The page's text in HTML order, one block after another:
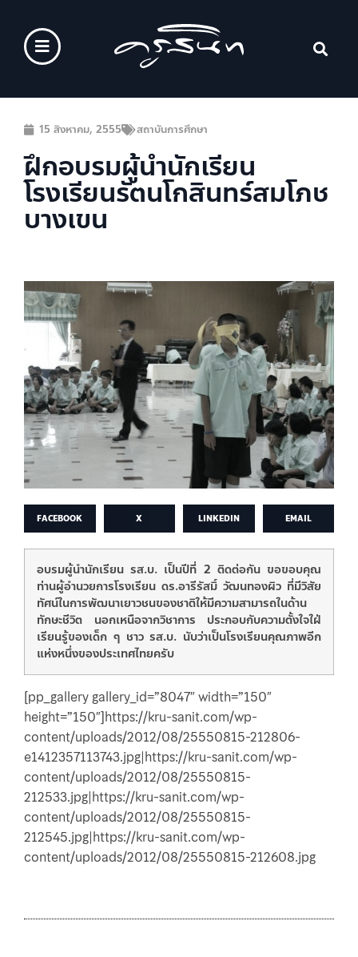
15 สิงหาคม, 2555 สถาบันการศึกษา
ฝึกอบรมผู้นำนักเรียน
โรงเรียนรัตนโกสินทร์สมโภช
บางเขน
FACEBOOK X LINKEDIN EMAIL
อบรมผู้นำนักเรียน รส.บ. เป็นปีที่ 2 ติดต่อกัน ขอขอบคุณ
ท่านผู้อำนวยการโรงเรียน ดร.อารีรัสมิ์ วัฒนทองผิว ที่มีวิสัย
ทัศน์ในการพัฒนาเยาวชนของชาติให้มีความสามารถในด้าน
ทักษะชีวิต นอกเหนือจากวิชาการ ประกอบกับความตั้งใจใฝ่
เรียนรู้ของเด็ก ๆ ชาว รส.บ. นับว่าเป็นโรงเรียนคุณภาพอีก
แห่งหนึ่งของประเทศไทยครับ
[pp_gallery gallery_id=”8047″ width=”150″
height=”150″]https://kru-sanit.com/wp-
content/uploads/2012/08/25550815-212806-
e1412357113743.jpg|https://kru-sanit.com/wp-
content/uploads/2012/08/25550815-
212533.jpg|https://kru-sanit.com/wp-
content/uploads/2012/08/25550815-
212545.jpg|https://kru-sanit.com/wp-
content/uploads/2012/08/25550815-212608.jpg